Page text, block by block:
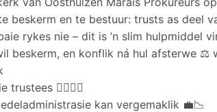
beskerm en te bestuur: trusts as deel
rykes nie – dit is ’n slim hulpmiddel
beskerm, en konflik ná hul afsterwe ⚖️
trustees 👩‍⚖️👨‍⚖️
kan vergemaklik 💼📉